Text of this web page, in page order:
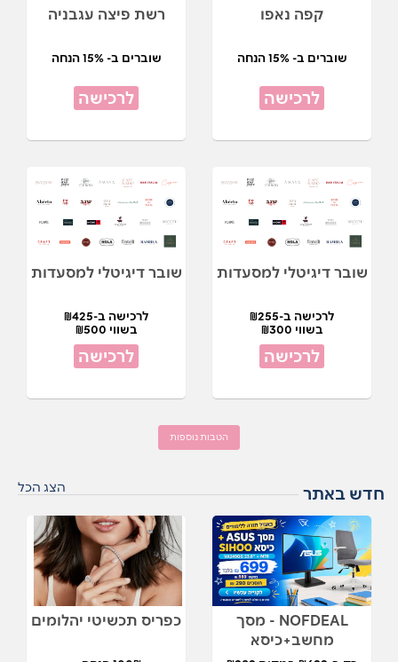
קפה נאפו
שוברים ב- 15% הנחה
לרכישה
רשת פיצה עגבניה
שוברים ב- 15% הנחה
לרכישה
שובר דיגיטלי למסעדות
לרכישה ב-₪255
בשווי ₪300
לרכישה
שובר דיגיטלי למסעדות
לרכישה ב-₪425
בשווי ₪500
לרכישה
הטבות נוספות
חדש באתר הצג הכל
NOFDEAL - מסך
מחשב+כיסא
כפריס תכשיטי יהלומים